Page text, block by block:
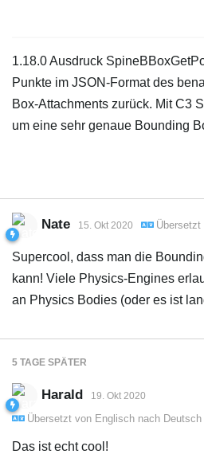
1.18.0 Ausdruck
Punkte im JSON-Format des
Box-Attachments zurück. Mit C3
um eine sehr genaue Bounding
Nate 15. Okt 2020 Übersetzt
Supercool, dass man die
kann! Viele Physics-Engines
an Physics Bodies (oder es ist
5 TAGE SPÄTER
Harald 19. Okt 2020
Übersetzt von Englisch nach Deutsch
Das ist echt cool!